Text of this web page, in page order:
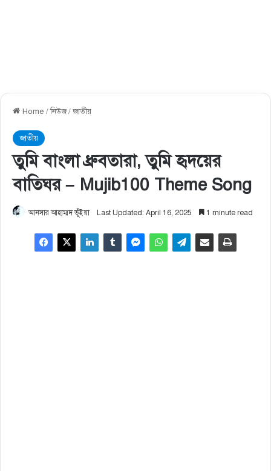
Home /নিউজ/জাতীয়
জাতীয়
তুমি বাংলা ধ্রুবতারা, তুমি হৃদয়ের
বাতিঘর – Mujib100 Theme Song
আনসার আহাম্মদ ভূঁইয়া Last Updated: April 16, 2025 1 minute read